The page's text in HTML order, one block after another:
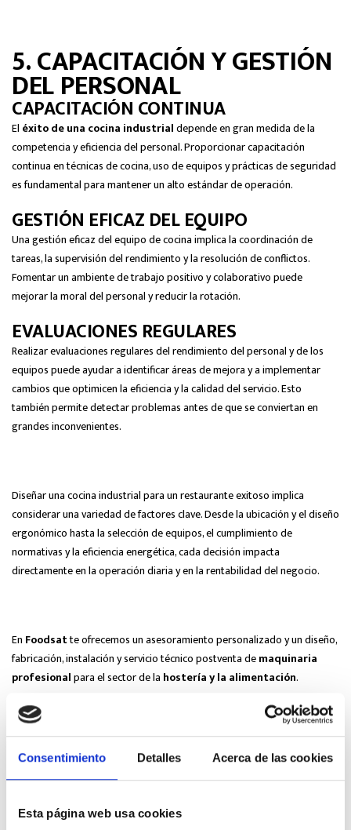
Consentimiento Detalles Acerca de las cookies
Esta página web usa cookies
5. CAPACITACIÓN Y GESTIÓN
DEL PERSONAL
CAPACITACIÓN CONTINUA
El éxito de una cocina industrialdepende en gran medida de la
competencia y eficiencia del personal. Proporcionar capacitación
continua en técnicas de cocina, uso de equipos y prácticas de seguridad
es fundamental para mantener un alto estándar de operación.
GESTIÓN EFICAZ DEL EQUIPO
Una gestión eficaz del equipo de cocina implica la coordinación de
tareas, la supervisión del rendimiento y la resolución de conflictos.
Fomentar un ambiente de trabajo positivo y colaborativo puede
mejorar la moral del personal y reducir la rotación.
EVALUACIONES REGULARES
Realizar evaluaciones regulares del rendimiento del personal y de los
equipos puede ayudar a identificar áreas de mejora y a implementar
cambios que optimicen la eficiencia y la calidad del servicio. Esto
también permite detectar problemas antes de que se conviertan en
grandes inconvenientes.
Diseñar una cocina industrial para un restaurante exitoso implica
considerar una variedad de factores clave. Desde la ubicación y el diseño
ergonómico hasta la selección de equipos, el cumplimiento de
normativas y la eficiencia energética, cada decisión impacta
directamente en la operación diaria y en la rentabilidad del negocio.
En Foodsatte ofrecemos un asesoramiento personalizado y un diseño,
fabricación, instalación y servicio técnico postventa demaquinaria
profesionalpara el sector de la hostería y la alimentación.
Nuestros técnicos supervisarán tu proyecto desde la idea inicial,
instalación y el montaje, hasta la puesta en marcha de tus
equipos
, contando con un servicio post-venta excelente. Solicita más
información.
Etiquetas: